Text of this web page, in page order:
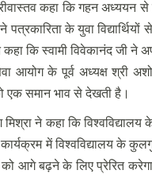
कहा कि गहन अध्ययन
पत्रकारिता के युवा
कहा कि स्वामी विवेकानंद जी
आयोग के पूर्व अध्यक्ष श्री
एक समान भाव से देखती है।
ने कहा कि
में विश्वविद्यालय के
को आगे बढ़ने के लिए प्रेरित